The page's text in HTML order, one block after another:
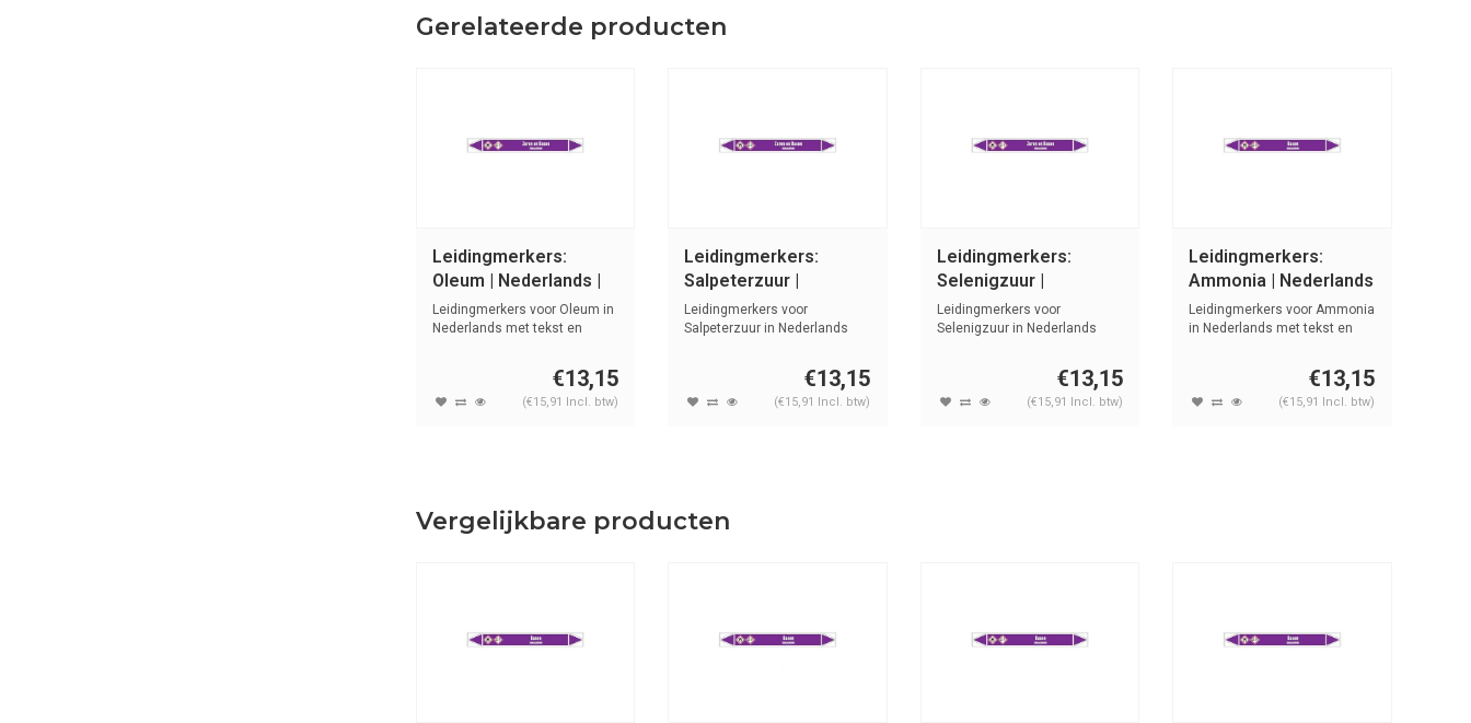
Gerelateerde producten
Leidingmerkers:
Oleum | Nederlands |
Zuren en basen
Leidingmerkers voor Oleum in
Nederlands met tekst en
€13,15
(€15,91 Incl. btw)
Leidingmerkers:
Salpeterzuur |
Nederlands | Zuren en
basen
Leidingmerkers voor
Salpeterzuur in Nederlands
€13,15
(€15,91 Incl. btw)
Leidingmerkers:
Selenigzuur |
Nederlands | Zuren en
basen
Leidingmerkers voor
Selenigzuur in Nederlands
€13,15
(€15,91 Incl. btw)
Leidingmerkers:
Ammonia | Nederlands
| Basen
Leidingmerkers voor Ammonia
in Nederlands met tekst en
€13,15
(€15,91 Incl. btw)
Vergelijkbare producten